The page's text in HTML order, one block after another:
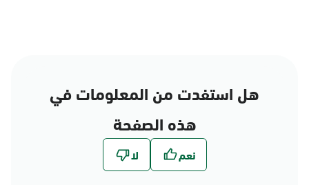
هل استفدت من المعلومات في
هذه الصفحة